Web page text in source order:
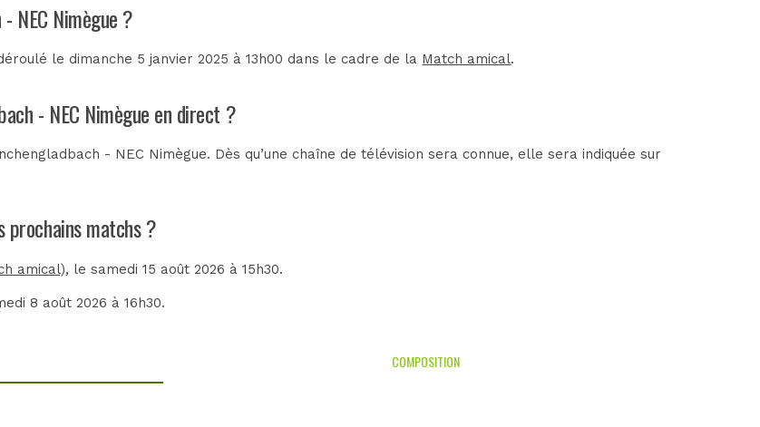
NEC Nimègue ?
le dimanche 5 janvier 2025 à 13h00 dans le cadre de la Match amical.
- NEC Nimègue en direct ?
- NEC Nimègue. Dès qu’une chaîne de télévision sera connue, elle sera indiquée sur
prochains matchs ?
amical), le samedi 15 août 2026 à 15h30.
8 août 2026 à 16h30.
COMPOSITION